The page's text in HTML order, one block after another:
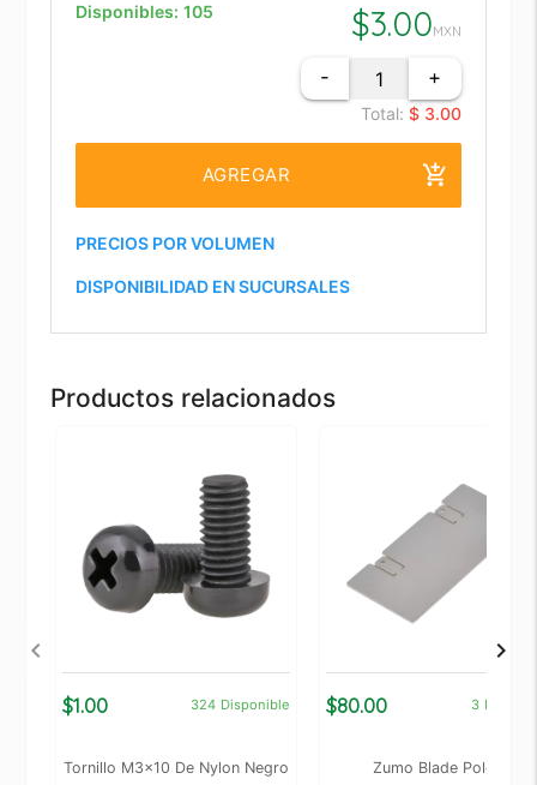
Disponibles: 105 $3.00MXN
- +
Total: $ 3.00
AGREGAR add_shopping_cart
PRECIOS POR VOLUMEN
DISPONIBILIDAD EN SUCURSALES
Productos relacionados
$1.00 324 Disponible
Tornillo M3x10 De Nylon Negro
$80.00 3
Zumo Blade Pololu